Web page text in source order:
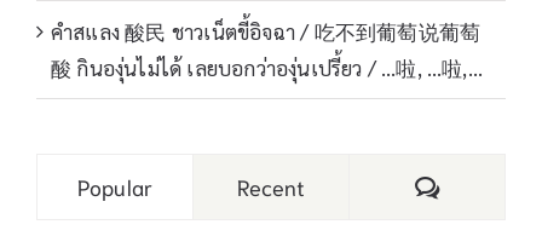
คำสแลง 酸民 ชาวเน็ตขี้อิจฉา / 吃不到葡萄说葡萄
酸 กินองุ่นไม่ได้ เลยบอกว่าองุ่นเปรี้ยว / …啦, …啦,…
Popular Recent Comments